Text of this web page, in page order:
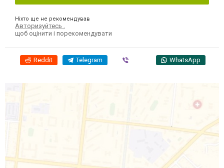
Ніхто ще не рекомендував
Авторизуйтесь
щоб оцінити і порекомендувати
Reddit Telegram WhatsApp